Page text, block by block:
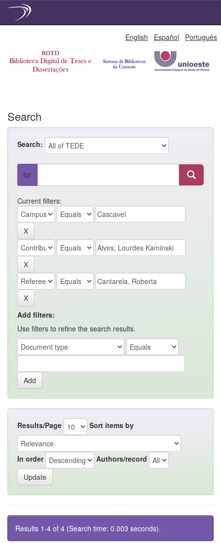
English Español Português
Search
Search:
for
Current filters:
Add filters:
Use filters to refine the search results.
Results/Page Sort items by
In order Authors/record
Results 1-4 of 4 (Search time: 0.003 seconds).